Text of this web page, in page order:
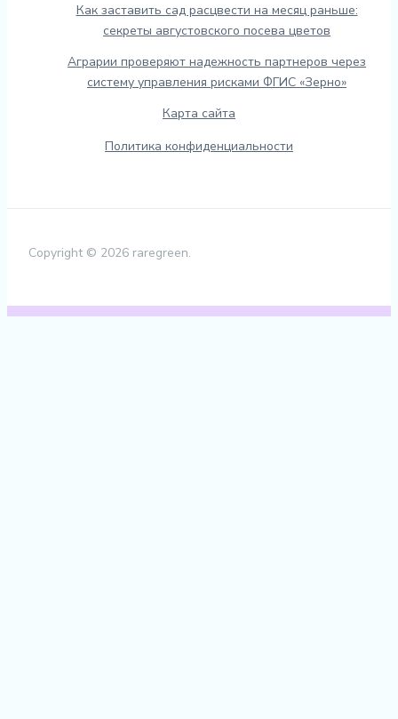
Как заставить сад расцвести на месяц раньше:
секреты августовского посева цветов
Аграрии проверяют надежность партнеров через
систему управления рисками ФГИС «Зерно»
Карта сайта
Политика конфиденциальности
Copyright © 2026 raregreen.